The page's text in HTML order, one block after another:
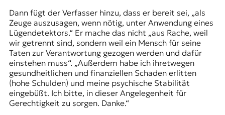
Dann fügt der Verfasser hinzu, dass er bereit sei, „als
Zeuge auszusagen, wenn nötig, unter Anwendung eines
Lügendetektors.“ Er mache das nicht „aus Rache, weil
wir getrennt sind, sondern weil ein Mensch für seine
Taten zur Verantwortung gezogen werden und dafür
einstehen muss“. „Außerdem habe ich ihretwegen
gesundheitlichen und finanziellen Schaden erlitten
(hohe Schulden) und meine psychische Stabilität
eingebüßt. Ich bitte, in dieser Angelegenheit für
Gerechtigkeit zu sorgen. Danke.“